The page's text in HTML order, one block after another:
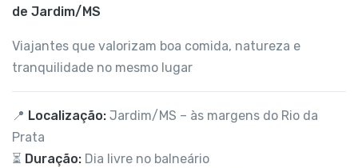
de Jardim/MS
Viajantes que valorizam boa comida, natureza e
tranquilidade no mesmo lugar
📍 Localização: Jardim/MS – às margens do Rio da
Prata
⏳ Duração: Dia livre no balneário